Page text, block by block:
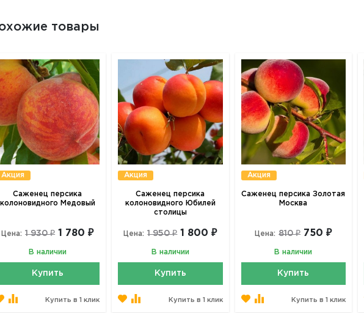
товары
Акция
Саженец персика
колоновидного Медовый
Цена: 1 930 ₽ 1 780 ₽
В наличии
Купить
Купить в 1 клик
Акция
Саженец персика
колоновидного Юбилей
столицы
Цена: 1 950 ₽ 1 800 ₽
В наличии
Купить
Купить в 1 клик
Акция
Саженец персика Золотая
Москва
Цена: 810 ₽ 750 ₽
В наличии
Купить
Купить в 1 клик